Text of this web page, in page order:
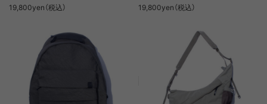
19,800yen（税込） 19,800yen（税込）